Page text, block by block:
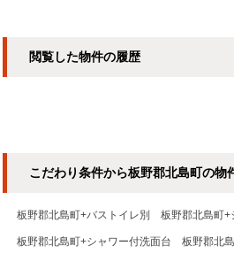
閲覧した物件の履歴
こだわり条件から板野郡北島町の物
板野郡北島町+バストイレ別 板野郡北島町+
板野郡北島町+シャワー付洗面台 板野郡北